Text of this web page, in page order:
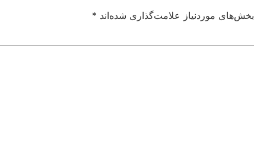
بخش‌های موردنیاز علامت‌گذاری شده‌اند *